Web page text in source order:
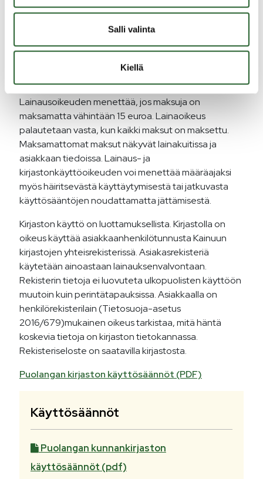
Salli valinta
Kiellä
maksamalla kirjaston määräämä korvaushinta tai
tallenteet, joita ei voi kappalekohtaisen
tekijänoikeusmaksun vuoksi korvata vastaavalla
tallenteella. Kirjasto ei korvaa asiakkaan laitteiden
Lainausoikeuden menettää, jos maksuja on
maksamatta vähintään 15 euroa. Lainaoikeus
palautetaan vasta, kun kaikki maksut on maksettu.
Maksamattomat maksut näkyvät lainakuitissa ja
asiakkaan tiedoissa. Lainaus- ja
kirjastonkäyttöoikeuden voi menettää määräajaksi
myös häiritsevästä käyttäytymisestä tai jatkuvasta
käyttösääntöjen noudattamatta jättämisestä.
Kirjaston käyttö on luottamuksellista. Kirjastolla on
oikeus käyttää asiakkaanhenkilötunnusta Kainuun
kirjastojen yhteisrekisterissä. Asiakasrekisteriä
käytetään ainoastaan lainauksenvalvontaan.
Rekisterin tietoja ei luovuteta ulkopuolisten käyttöön
muutoin kuin perintätapauksissa. Asiakkaalla on
henkilörekisterilain (Tietosuoja-asetus
2016/679)mukainen oikeus tarkistaa, mitä häntä
koskevia tietoja on kirjaston tietokannassa.
Rekisteriseloste on saatavilla kirjastosta.
Puolangan kirjaston käyttösäännöt (PDF)
Käyttösäännöt
Puolangan kunnankirjaston
käyttösäännöt (pdf)